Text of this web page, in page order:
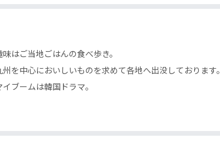
味はご当地ごはんの食べ歩き。
州を中心においしいものを求めて各地へ出没しております。
イブームは韓国ドラマ。